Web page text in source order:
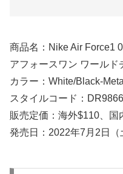
商品名：Nike Air Force1
アフォースワン ワールド
カラー：White/Black-
スタイルコード：
販売定価：海外$110、国
発売日：2022年7月2日（